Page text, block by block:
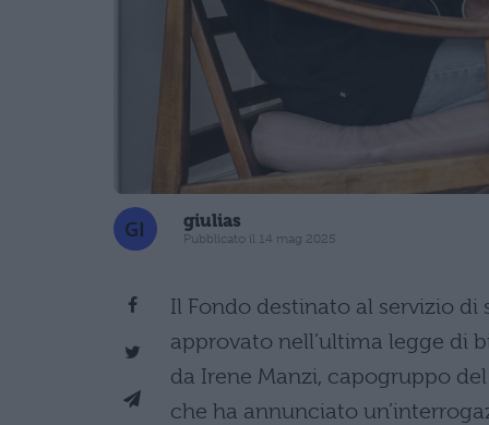
giulias
Pubblicato il 14 mag 2025
Il Fondo destinato al servizio
approvato nell’ultima legge di
da Irene Manzi, capogruppo
che ha annunciato